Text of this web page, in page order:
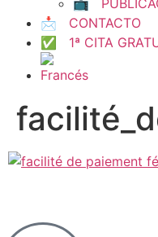
📺
📩 CONTACTO
✅ 1ª CITA